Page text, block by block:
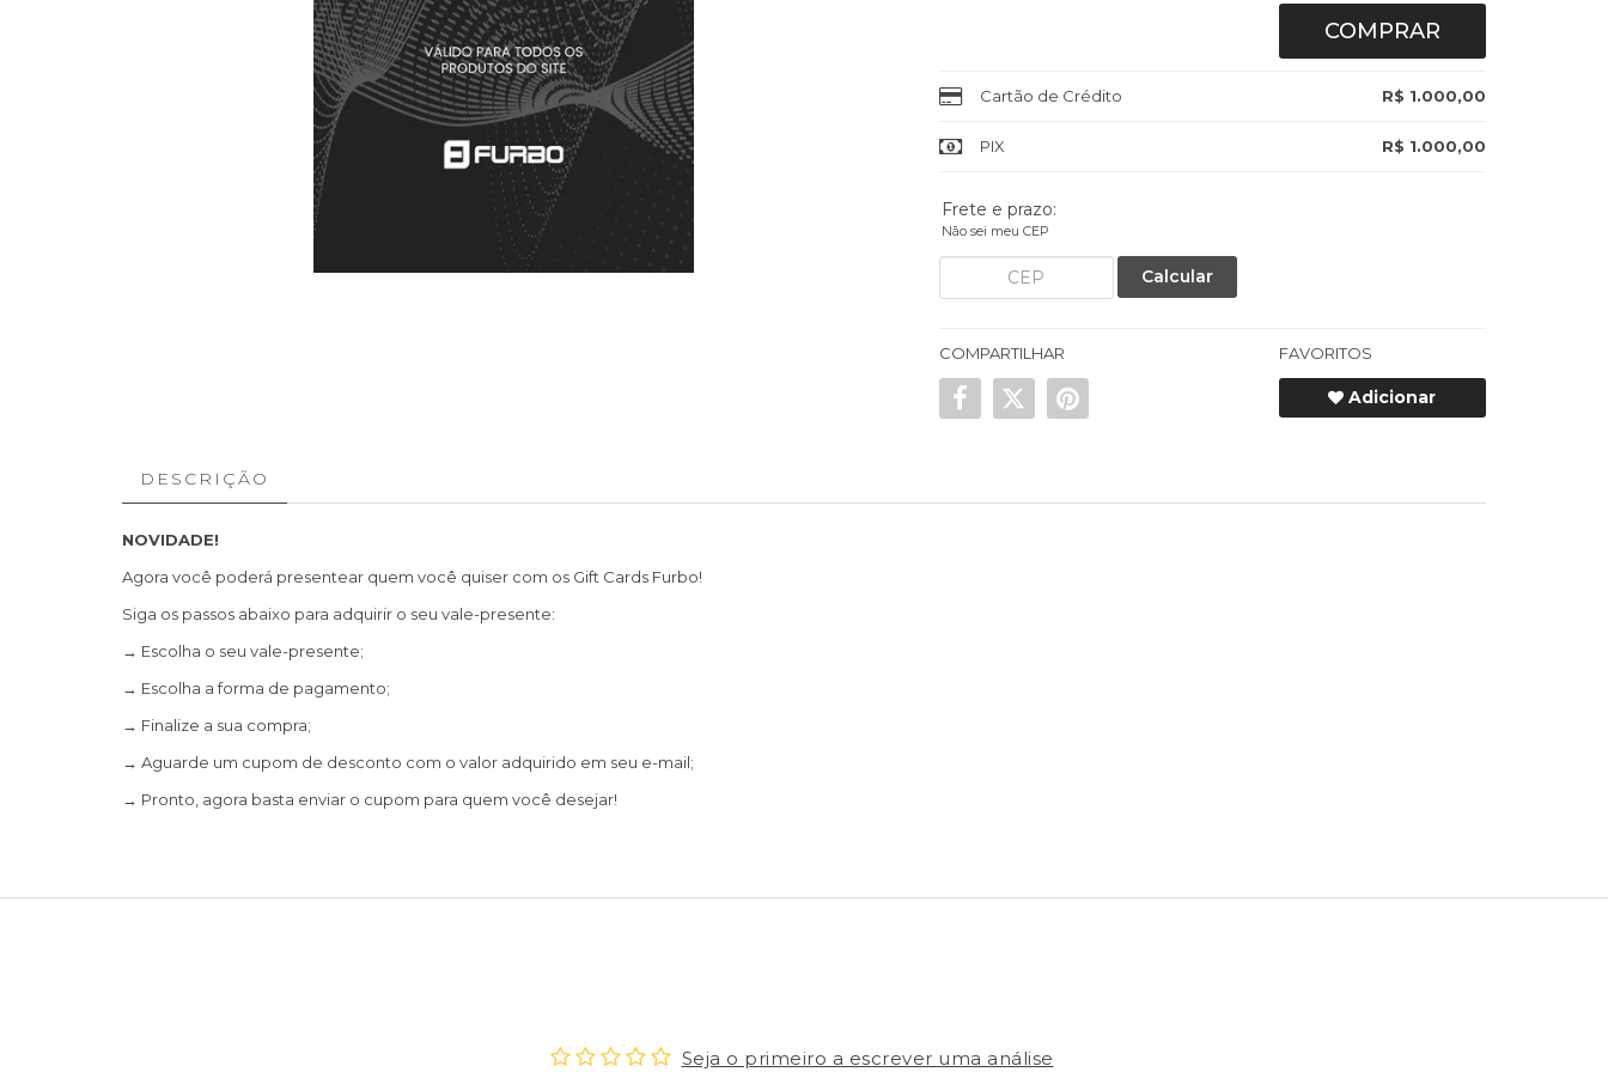
COMPRAR
Cartão de Crédito R$ 1.000,00
PIX R$ 1.000,00
Frete e prazo:
Não sei meu CEP
Calcular
COMPARTILHAR FAVORITOS
Adicionar
DESCRIÇÃO
NOVIDADE!
Agora você poderá presentear quem você quiser com os Gift Cards Furbo!
Siga os passos abaixo para adquirir o seu vale-presente:
→ Escolha o seu vale-presente;
→ Escolha a forma de pagamento;
→ Finalize a sua compra;
→ Aguarde um cupom de desconto com o valor adquirido em seu e-mail;
→ Pronto, agora basta enviar o cupom para quem você desejar!
Seja o primeiro a escrever uma análise